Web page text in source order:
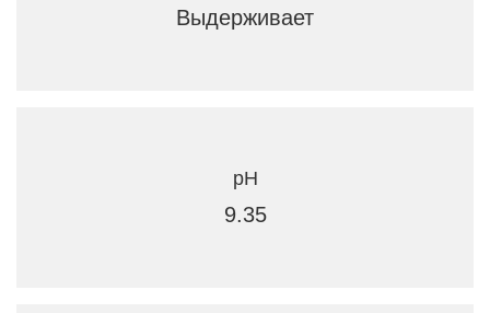
Выдерживает
pH
9.35